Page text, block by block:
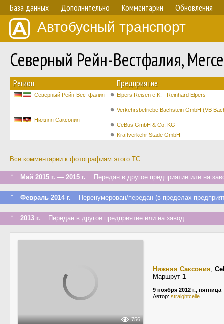
База данных Дополнительно Комментарии Обновления
Автобусный транспорт
Северный Рейн-Вестфалия,
Регион Предприятие
Северный Рейн-Вестфалия Elpers Reisen e.K. - Reinhard Elpers
Нижняя Саксония
Verkehrsbetriebe Bachstein GmbH (VB
CeBus GmbH & Co. KG
Kraftverkehr Stade GmbH
Все комментарии к фотографиям этого ТС
↑ Май 2015 г. — 2015 г. Передан в другое предприятие или на
↑ Февраль 2014 г. Перенумерован/передан (в пределах
↑ 2013 г. Передан в другое предприятие или на завод
756
Нижняя Саксония,
Маршрут 1
9 ноября 2012 г., пятница
Автор: straightcelle